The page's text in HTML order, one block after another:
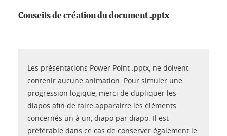
Conseils de création du document .pptx
Les présentations Power Point .pptx, ne doivent
contenir aucune animation. Pour simuler une
progression logique, merci de dupliquer les
diapos afin de faire apparaitre les éléments
concernés un à un, diapo par diapo. Il est
préférable dans ce cas de conserver également le